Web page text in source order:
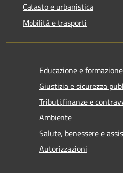
Catasto e urbanistica
Mobilità e trasporti
Educazione e formazione
Giustizia e sicurezza
Tributi,finanze e
Ambiente
Salute, benessere e
Autorizzazioni